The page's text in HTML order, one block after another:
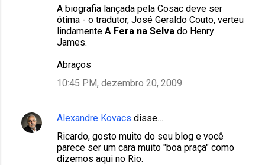
A biografia lançada pela Cosac deve ser
ótima - o tradutor, José Geraldo Couto, verteu
lindamente A Fera na Selva do Henry
James.
Abraços
10:45 PM, dezembro 20, 2009
Alexandre Kovacs disse…
Ricardo, gosto muito do seu blog e você
parece ser um cara muito "boa praça" como
dizemos aqui no Rio.